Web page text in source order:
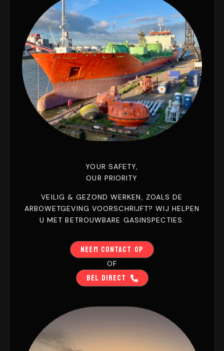
YOUR SAFETY,
OUR PRIORITY
VEILIG & GEZOND WERKEN, ZOALS DE
ARBOWETGEVING VOORSCHRIJFT? WIJ HELPEN
U MET BETROUWBARE GASINSPECTIES.
NEEM CONTACT OP
OF
BEL DIRECT